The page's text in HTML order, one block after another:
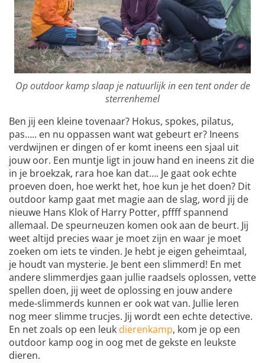
Op outdoor kamp slaap je natuurlijk in een tent onder de
sterrenhemel
Ben jij een kleine tovenaar? Hokus, spokes, pilatus,
pas….. en nu oppassen want wat gebeurt er? Ineens
verdwijnen er dingen of er komt ineens een sjaal uit
jouw oor. Een muntje ligt in jouw hand en ineens zit die
in je broekzak, rara hoe kan dat…. Je gaat ook echte
proeven doen, hoe werkt het, hoe kun je het doen? Dit
outdoor kamp gaat met magie aan de slag, word jij de
nieuwe Hans Klok of Harry Potter, pffff spannend
allemaal. De speurneuzen komen ook aan de beurt. Jij
weet altijd precies waar je moet zijn en waar je moet
zoeken om iets te vinden. Je hebt je eigen geheimtaal,
je houdt van mysterie. Je bent een slimmerd! En met
andere slimmerdjes gaan jullie raadsels oplossen, vette
spellen doen, jij weet de oplossing en jouw andere
mede-slimmerds kunnen er ook wat van. Jullie leren
nog meer slimme trucjes. Jij wordt een echte detective.
En net zoals op een leuk dierenkamp, kom je op een
outdoor kamp oog in oog met de gekste en leukste
dieren.